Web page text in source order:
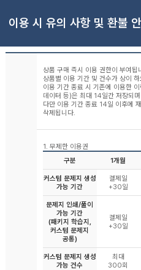
이용 시 유의 사항 및 환불
상품 구매 즉시 이용 권한이 부여됩
상품별 이용 기간 및 건수가 상이
이용 기간 종료 시 기존에 이용한
데이터 등)은 최대 14일간 저장되
다만 이용 기간 종료 14일 이후에
삭제됩니다.
1. 무제한 이용권
구분
1개월
커스텀 문제지 생성
가능 기간
결제일
+30일
문제지 인쇄/풀이
가능 기간
(패키지 학습지,
커스텀 문제지
공통)
결제일
+30일
커스텀 문제지 생성
가능 건수
최대
300회